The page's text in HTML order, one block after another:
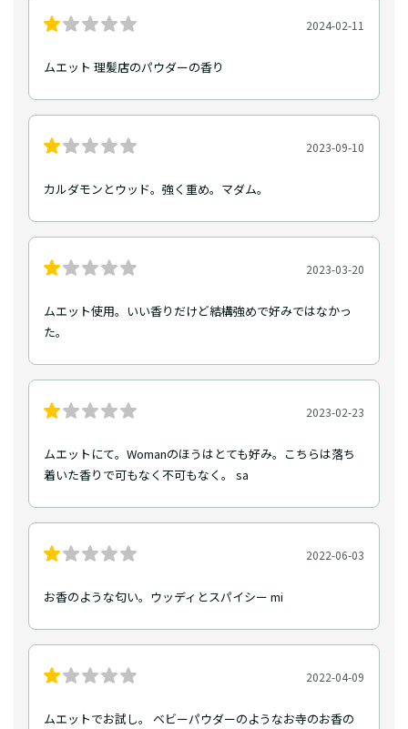
2024-02-11
ムエット 理髪店のパウダーの香り
2023-09-10
カルダモンとウッド。強く重め。マダム。
2023-03-20
ムエット使用。いい香りだけど結構強めで好みではなかっ
た。
2023-02-23
ムエットにて。Womanのほうはとても好み。こちらは落ち
着いた香りで可もなく不可もなく。 sa
2022-06-03
お香のような匂い。ウッディとスパイシー mi
2022-04-09
ムエットでお試し。 ベビーパウダーのようなお寺のお香の